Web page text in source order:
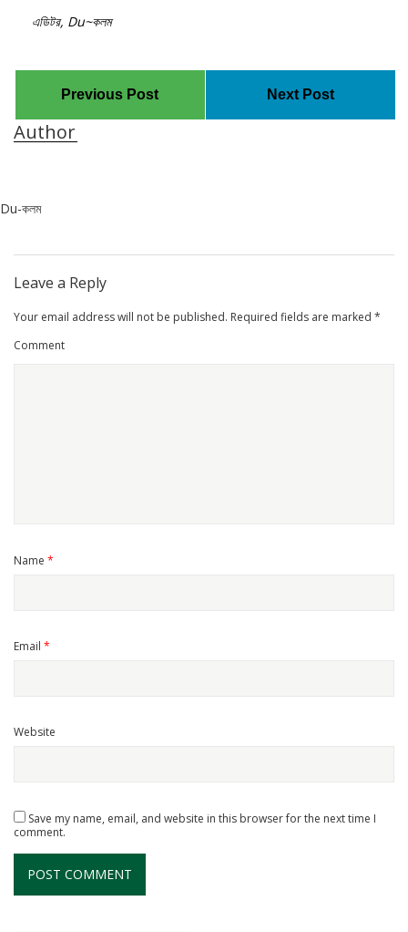
এডিটর, Du~কলম
Previous Post Next Post
Author
Du-কলম
Leave a Reply
Your email address will not be published. Required fields are marked *
Comment
Name *
Email *
Website
Save my name, email, and website in this browser for the next time I
comment.